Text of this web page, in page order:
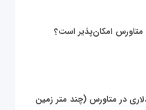
متاورس امکان‌پذیر است؟
میلیون دلاری در متاورس (چند متر زمین